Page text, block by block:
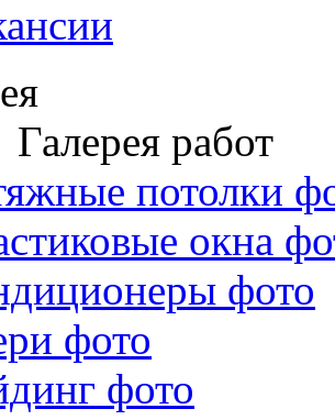
Галерея работ
потолки
окна
фото
фото
фото